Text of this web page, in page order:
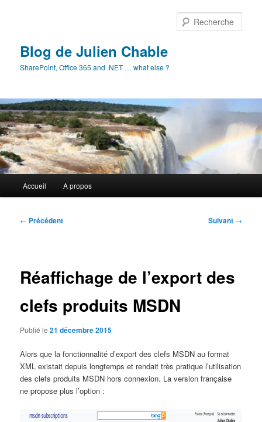
Blog de Julien Chable
SharePoint, Office 365 and .NET … what else ?
principal
Accueil A propos
Navigation
← Précédent Suivant →
Réaffichage de l’export des
clefs produits MSDN
Publié le21 décembre 2015
Alors que la fonctionnalité d’export des clefs MSDN au format
XML existait depuis longtemps et rendait très pratique l’utilisation
des clefs produits MSDN hors connexion. La version française
ne propose plus l’option :